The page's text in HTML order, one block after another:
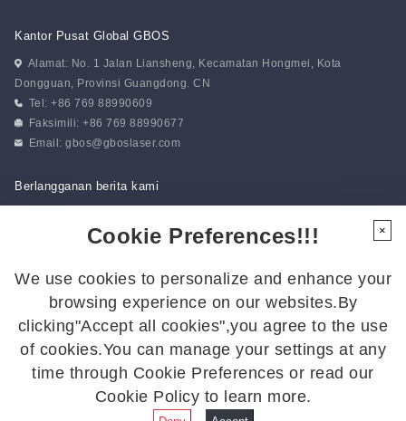
Kantor Pusat Global GBOS
Alamat: No. 1 Jalan Liansheng, Kecamatan Hongmei, Kota
Dongguan, Provinsi Guangdong. CN
Tel: +86 769 88990609
Faksimili: +86 769 88990677
Email:gbos@gboslaser.com
Berlangganan berita kami
Ikuti kami untuk mendapatkan kabar terbaru:
© 2026 GBOS. Semua Hak Cipta Dilindungi Undang-Undang.
Peta Situs
Cookie Preferences!!!
We use cookies to personalize and enhance your
browsing experience on our websites.By
clicking"Accept all cookies",you agree to the use
of cookies.You can manage your settings at any
time through Cookie Preferences or read our
Cookie Policy to learn more.
×